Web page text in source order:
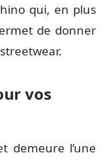
qui, en plus
de donner
vos
demeure l’une